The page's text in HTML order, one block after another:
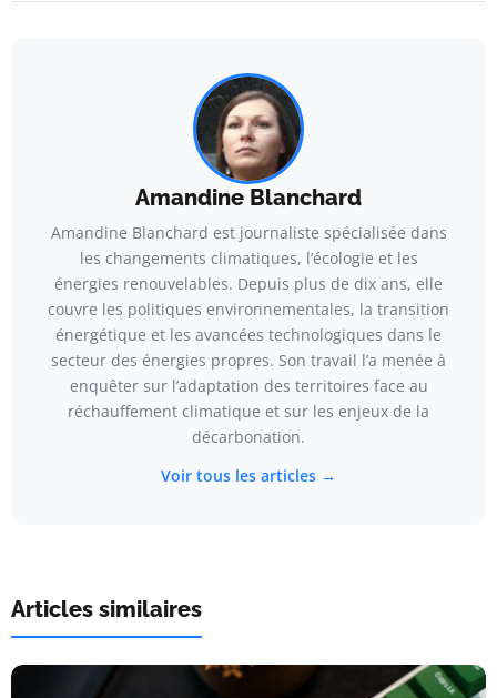
Amandine Blanchard
Amandine Blanchard est journaliste spécialisée dans
les changements climatiques, l’écologie et les
énergies renouvelables. Depuis plus de dix ans, elle
couvre les politiques environnementales, la transition
énergétique et les avancées technologiques dans le
secteur des énergies propres. Son travail l’a menée à
enquêter sur l’adaptation des territoires face au
réchauffement climatique et sur les enjeux de la
décarbonation.
Voir tous les articles →
Articles similaires